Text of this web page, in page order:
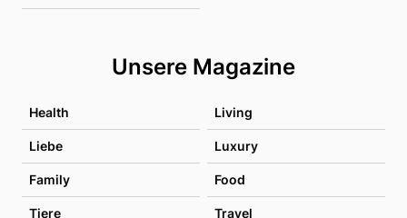
Unsere Magazine
Health Living
Liebe Luxury
Family Food
Tiere Travel